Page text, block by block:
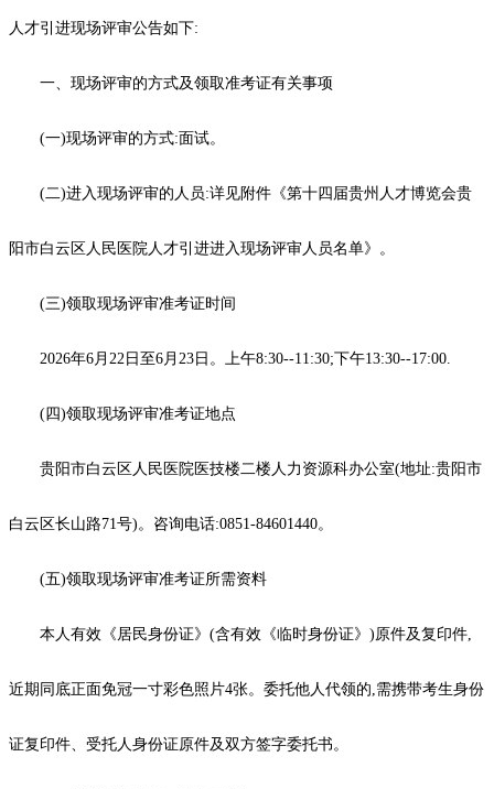
人才引进现场评审公告如下:
一、现场评审的方式及领取准考证有关事项
(一)现场评审的方式:面试。
(二)进入现场评审的人员:详见附件《第十四届贵州人才博览会贵
阳市白云区人民医院人才引进进入现场评审人员名单》。
(三)领取现场评审准考证时间
2026年6月22日至6月23日。上午8:30--11:30;下午13:30--17:00.
(四)领取现场评审准考证地点
贵阳市白云区人民医院医技楼二楼人力资源科办公室(地址:贵阳市
白云区长山路71号)。咨询电话:0851-84601440。
(五)领取现场评审准考证所需资料
本人有效《居民身份证》(含有效《临时身份证》)原件及复印件,
近期同底正面免冠一寸彩色照片4张。委托他人代领的,需携带考生身份
证复印件、受托人身份证原件及双方签字委托书。